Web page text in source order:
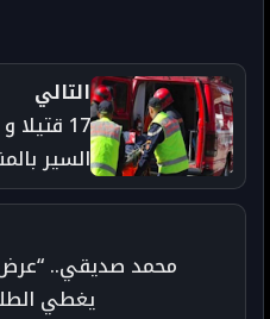
التالي
السير
الأسبوع
محمد صديقي..
يغطي